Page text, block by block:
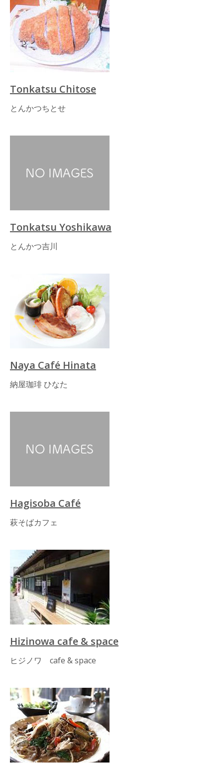
Tonkatsu Chitose
とんかつちとせ
Tonkatsu Yoshikawa
とんかつ吉川
Naya Café Hinata
納屋珈琲 ひなた
Hagisoba Café
萩そばカフェ
Hizinowa cafe & space
ヒジノワ cafe & space